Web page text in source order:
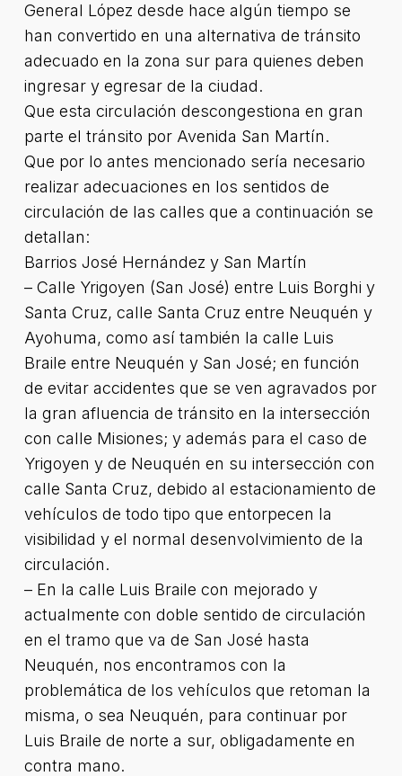
General López desde hace algún tiempo se
han convertido en una alternativa de tránsito
adecuado en la zona sur para quienes deben
ingresar y egresar de la ciudad.
Que esta circulación descongestiona en gran
parte el tránsito por Avenida San Martín.
Que por lo antes mencionado sería necesario
realizar adecuaciones en los sentidos de
circulación de las calles que a continuación se
detallan:
Barrios José Hernández y San Martín
– Calle Yrigoyen (San José) entre Luis Borghi y
Santa Cruz, calle Santa Cruz entre Neuquén y
Ayohuma, como así también la calle Luis
Braile entre Neuquén y San José; en función
de evitar accidentes que se ven agravados por
la gran afluencia de tránsito en la intersección
con calle Misiones; y además para el caso de
Yrigoyen y de Neuquén en su intersección con
calle Santa Cruz, debido al estacionamiento de
vehículos de todo tipo que entorpecen la
visibilidad y el normal desenvolvimiento de la
circulación.
– En la calle Luis Braile con mejorado y
actualmente con doble sentido de circulación
en el tramo que va de San José hasta
Neuquén, nos encontramos con la
problemática de los vehículos que retoman la
misma, o sea Neuquén, para continuar por
Luis Braile de norte a sur, obligadamente en
contra mano.